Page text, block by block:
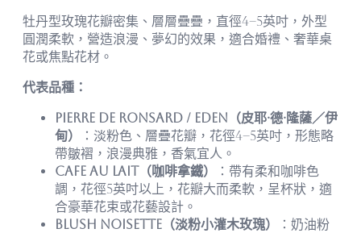
牡丹型玫瑰花瓣密集、層層疊疊，直徑4–5英吋，外型
圓潤柔軟，營造浪漫、夢幻的效果，適合婚禮、奢華桌
花或焦點花材。
代表品種：
Pierre de Ronsard / Eden（皮耶·德·隆薩／伊
甸）
：淡粉色、層疊花瓣，花徑4–5英吋，形態略
帶皺褶，浪漫典雅，香氣宜人。
Cafe au Lait（咖啡拿鐵）
：帶有柔和咖啡色
調，花徑5英吋以上，花瓣大而柔軟，呈杯狀，適
合豪華花束或花藝設計。
Blush Noisette（淡粉小灌木玫瑰）
：奶油粉